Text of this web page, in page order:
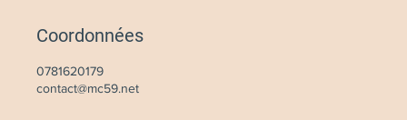
Coordonnées
0781620179
contact@mc59.net